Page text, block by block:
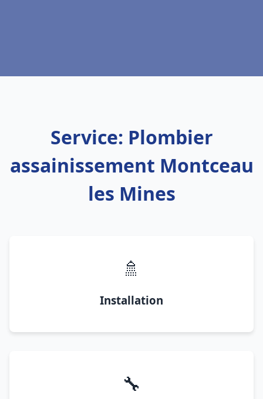
Service: Plombier
assainissement Montceau
les Mines
🚿
Installation
🔧